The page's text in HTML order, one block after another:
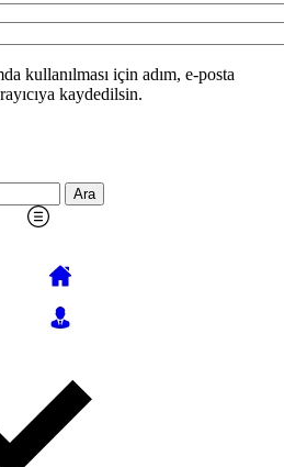
kullanılması için adım, e-posta
kaydedilsin.